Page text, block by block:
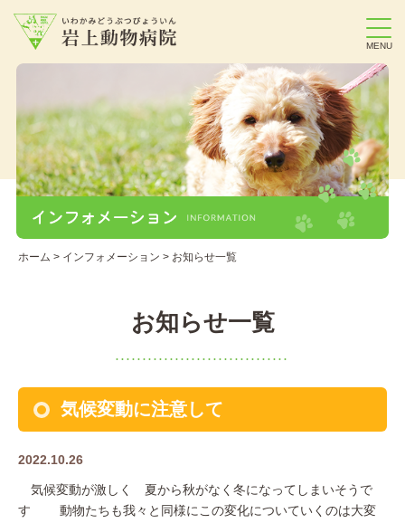
MENU
ホーム > インフォメーション > お知らせ一覧
お知らせ一覧
気候変動に注意して
2022.10.26
気候変動が激しく 夏から秋がなく冬になってしまいそうで
す 動物たちも我々と同様にこの変化についていくのは大変